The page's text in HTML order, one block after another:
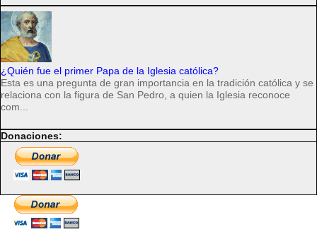
¿Quién fue el primer Papa de la Iglesia católica?
Esta es una pregunta de gran importancia en la tradición católica y se
relaciona con la figura de San Pedro, a quien la Iglesia reconoce
com...
Donaciones: